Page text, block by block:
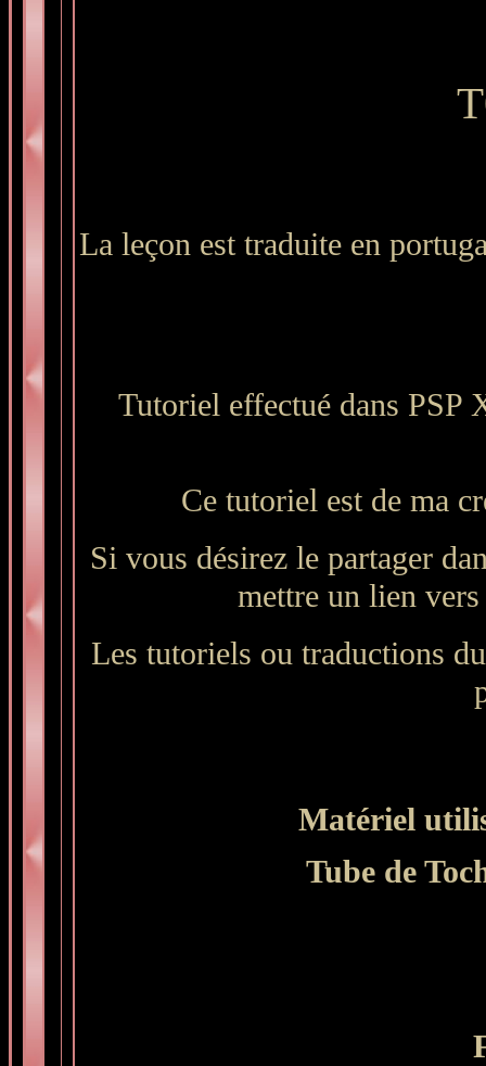
La leçon est traduite en
Tutoriel effectué dans PSP
Ce tutoriel est de ma
Si vous désirez le partager
mettre un lien
Les tutoriels ou traductions
Matériel
Tube de